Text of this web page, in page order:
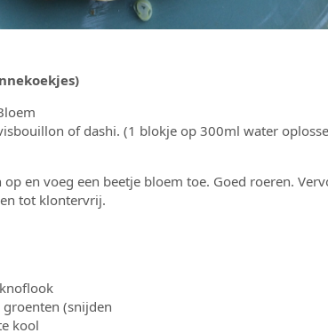
of dashi. (1 blokje op 300ml water
op en voeg een beetje bloem toe. Goed roeren.
tot klontervrij.
groenten (snijden
kool